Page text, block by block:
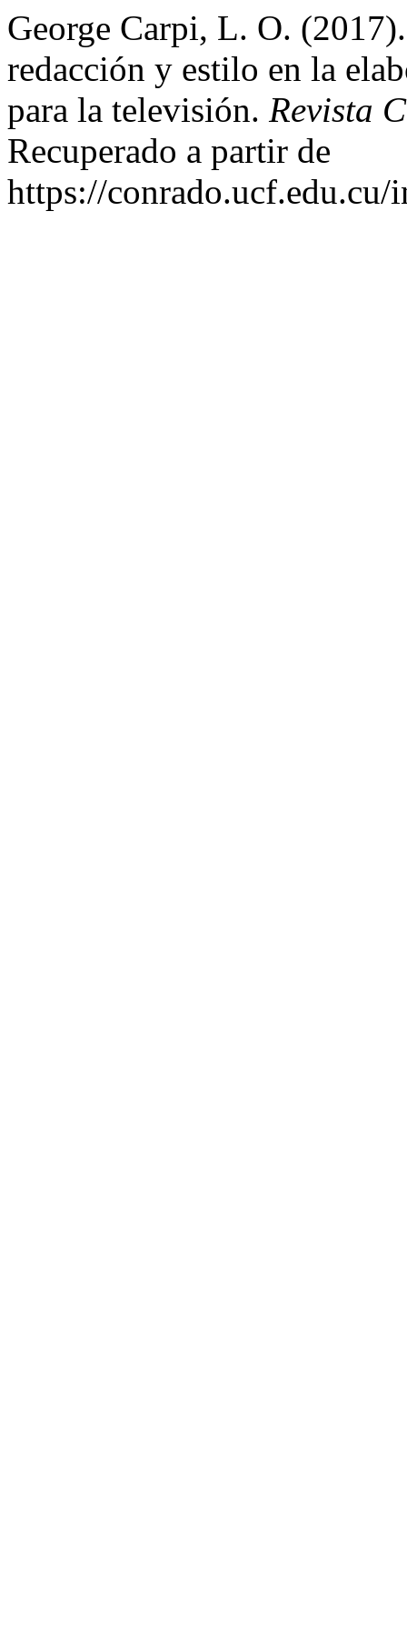
George Carpi, L. O.
redacción y estilo en la
para la televisión. Revista
Recuperado a partir de
https://